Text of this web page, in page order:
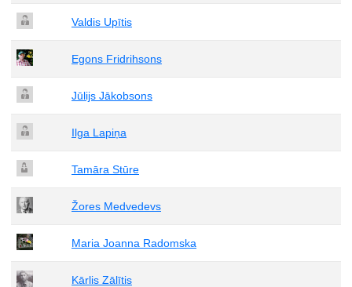
Valdis Upītis
Egons Fridrihsons
Jūlijs Jākobsons
Ilga Lapiņa
Tamāra Stūre
Žores Medvedevs
Maria Joanna Radomska
Kārlis Zālītis